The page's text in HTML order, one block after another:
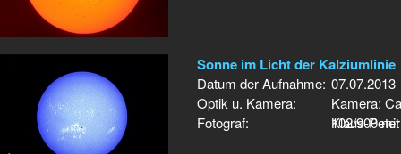
Sonne im Licht der Kalziumlinie
Datum der Aufnahme: 07.07.2013
Optik u. Kamera:
Kamera:
102/900
Fotograf: Klaus-